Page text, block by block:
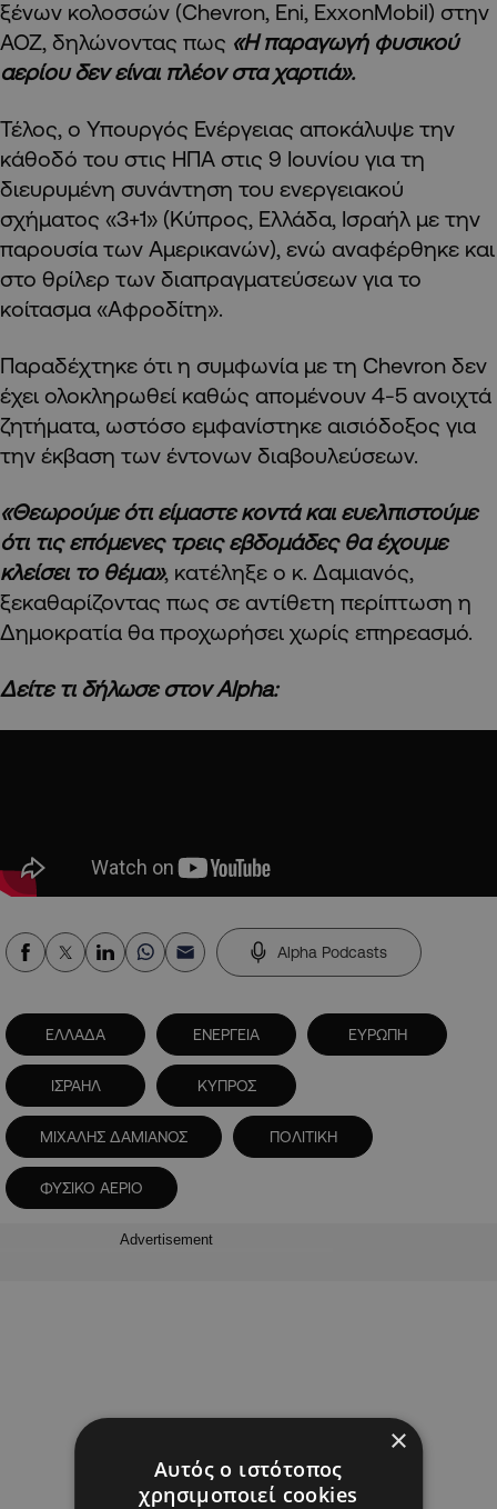
ξένων κολοσσών (Chevron, Eni, ExxonMobil) στην
ΑΟΖ, δηλώνοντας πως «Η παραγωγή φυσικού
αερίου δεν είναι πλέον στα χαρτιά».
Τέλος, ο Υπουργός Ενέργειας αποκάλυψε την
κάθοδό του στις ΗΠΑ στις 9 Ιουνίου για τη
διευρυμένη συνάντηση του ενεργειακού
σχήματος «3+1» (Κύπρος, Ελλάδα, Ισραήλ με την
παρουσία των Αμερικανών), ενώ αναφέρθηκε και
στο θρίλερ των διαπραγματεύσεων για το
κοίτασμα «Αφροδίτη».
Παραδέχτηκε ότι η συμφωνία με τη Chevron δεν
έχει ολοκληρωθεί καθώς απομένουν 4-5 ανοιχτά
ζητήματα, ωστόσο εμφανίστηκε αισιόδοξος για
την έκβαση των έντονων διαβουλεύσεων.
«Θεωρούμε ότι είμαστε κοντά και ευελπιστούμε
ότι τις επόμενες τρεις εβδομάδες θα έχουμε
κλείσει το θέμα», κατέληξε ο κ. Δαμιανός,
ξεκαθαρίζοντας πως σε αντίθετη περίπτωση η
Δημοκρατία θα προχωρήσει χωρίς επηρεασμό.
Δείτε τι δήλωσε στον Alpha:
Alpha Podcasts
ΕΛΛΑΔΑ ΕΝΕΡΓΕΙΑ ΕΥΡΩΠΗ
ΙΣΡΑΗΛ ΚΥΠΡΟΣ
ΜΙΧΑΛΗΣ ΔΑΜΙΑΝΟΣ ΠΟΛΙΤΙΚΗ
ΦΥΣΙΚΟ ΑΕΡΙΟ
Advertisement
×
Αυτός ο ιστότοπος
χρησιμοποιεί cookies